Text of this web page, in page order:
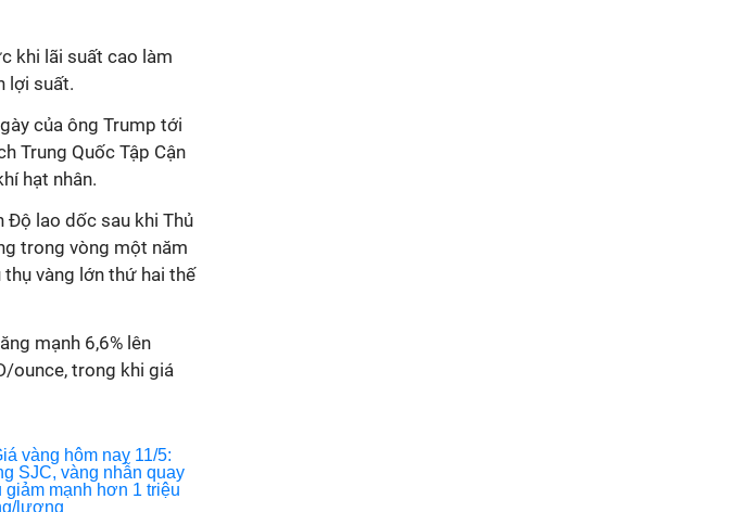
khi lãi suất cao làm
lợi suất.
của ông Trump tới
Trung Quốc Tập Cận
hạt nhân.
Độ lao dốc sau khi Thủ
trong vòng một năm
vàng lớn thứ hai thế
mạnh 6,6% lên
ounce, trong khi giá